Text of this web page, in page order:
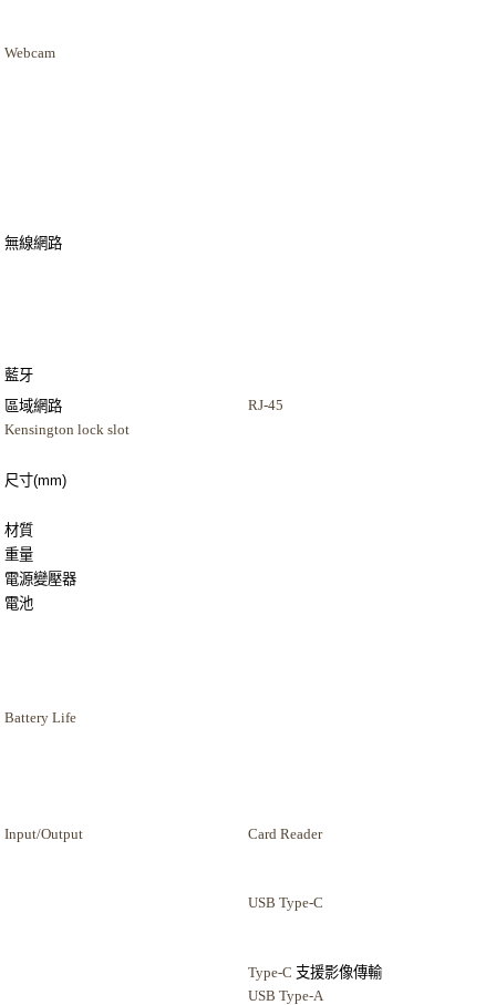
Webcam
無線網路
藍牙
區域網路
RJ-45
Kensington lock slot
尺寸(mm)
材質
重量
電源變壓器
電池
Battery Life
Input/Output Card Reader
USB Type-C
Type-C 支援影像傳輸
USB Type-A